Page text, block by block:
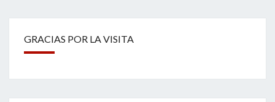
GRACIAS POR LA VISITA